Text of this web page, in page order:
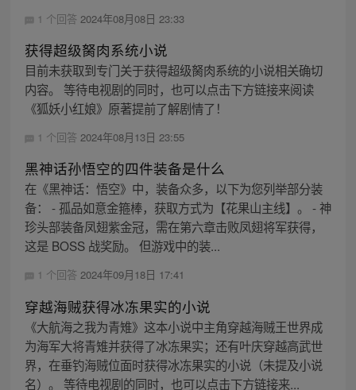
1 个回答 2024年08月08日 23:33
获得超级胬肉系统小说
目前未获取到专门关于获得超级胬肉系统的小说相关确切
内容。 等待电视剧的同时，也可以点击下方链接来阅读
《狐妖小红娘》原著提前了解剧情了！
1 个回答 2024年08月13日 23:55
黑神话孙悟空的四件装备是什么
在《黑神话：悟空》中，装备众多，以下为您列举部分装
备： - 孤品如意金箍棒，获取方式为【花果山主线】。 - 神
珍头部装备凤翅紫金冠，需在第六章击败凤翅将军获得，
这是 BOSS 战奖励。 但游戏中的装...
1 个回答 2024年09月18日 17:41
穿越海贼获得冰冻果实的小说
《大航海之我为青雉》这本小说中主角穿越海贼王世界成
为海军大将青雉并获得了冰冻果实；还有叶庆穿越高武世
界，在垂钓海贼位面时获得冰冻果实的小说（未提及小说
名）。 等待电视剧的同时，也可以点击下方链接来...